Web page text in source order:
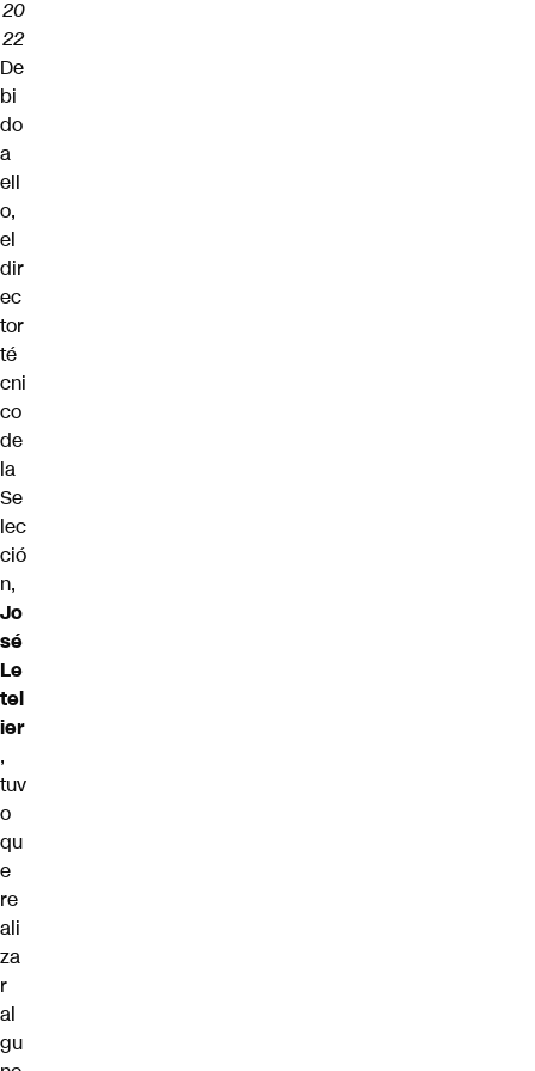
20
22
De
bi
do
a
ell
o,
el
dir
ec
tor
té
cni
co
de
la
Se
lec
ció
n,
Jo
sé
Le
tel
ier
,
tuv
o
qu
e
re
ali
za
r
al
gu